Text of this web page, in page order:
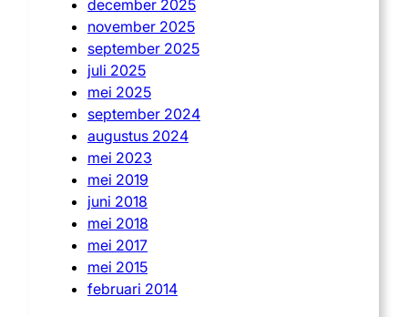
december 2025
november 2025
september 2025
juli 2025
mei 2025
september 2024
augustus 2024
mei 2023
mei 2019
juni 2018
mei 2018
mei 2017
mei 2015
februari 2014